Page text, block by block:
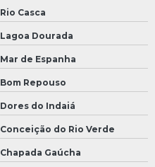
Rio Casca
Lagoa Dourada
Mar de Espanha
Bom Repouso
Dores do Indaiá
Conceição do Rio Verde
Chapada Gaúcha